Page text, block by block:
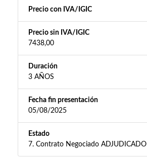
Precio con IVA/IGIC
Precio sin IVA/IGIC
7438,00
Duración
3 AÑOS
Fecha fin presentación
05/08/2025
Estado
7. Contrato Negociado ADJUDICADO